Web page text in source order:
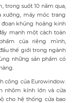
trong suốt 10 năm qua,
xưởng, máy móc trang
khủng hoảng kinh
mạnh một cách toàn
của riêng mình,
thế giới trong ngành
những sản phẩm có
công của Eurowindow.
nhôm kính lớn và cửa
cho hệ thống cửa bao